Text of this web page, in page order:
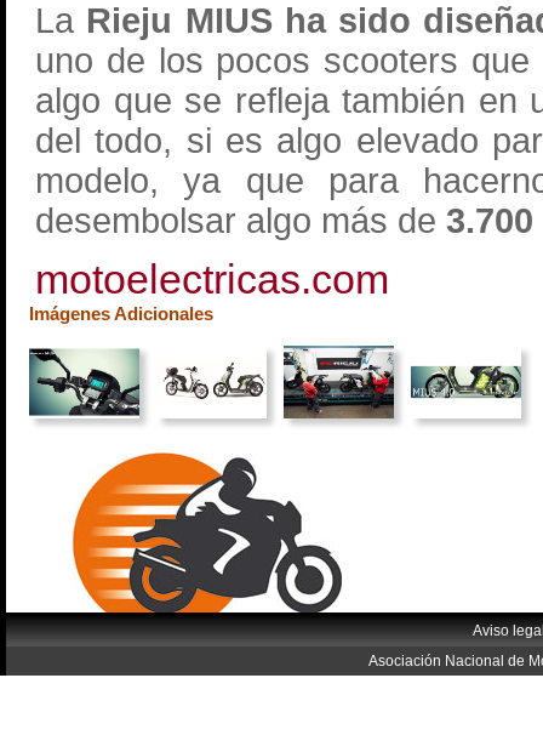
La Rieju MIUS ha sido
uno de los pocos scooters
algo que se refleja también en
del todo, si es algo elevado
modelo, ya que para
desembolsar algo más de
motoelectricas.com
Imágenes Adicionales
Aviso
Asociación Nacional de